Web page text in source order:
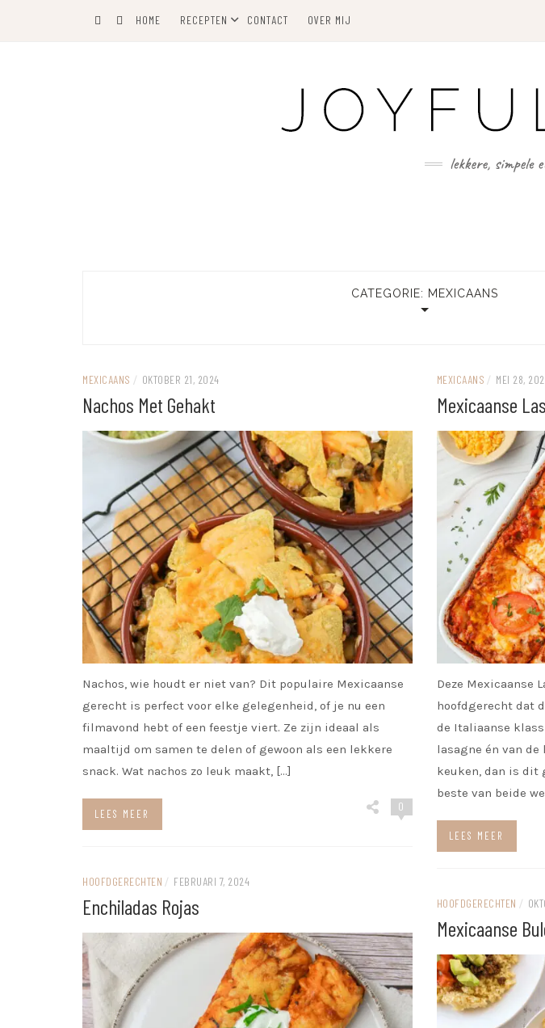
HOME RECEPTEN CONTACT OVER MIJ
CATEGORIE: MEXICAANS
MEXICAANS / OKTOBER 21, 2024
Nachos Met Gehakt
Nachos, wie houdt er niet van? Dit populaire Mexicaanse
gerecht is perfect voor elke gelegenheid, of je nu een
filmavond hebt of een feestje viert. Ze zijn ideaal als
maaltijd om samen te delen of gewoon als een lekkere
snack. Wat nachos zo leuk maakt, […]
LEES MEER
0
MEXICAANS / MEI 28,
Mexicaanse
Deze Mexicaanse
hoofdgerecht dat
de Italiaanse
lasagne én van
keuken, dan is dit
beste van beide
LEES MEER
HOOFDGERECHTEN / FEBRUARI 7, 2024
Enchiladas Rojas HOOFDGERECHTEN /
Mexicaanse